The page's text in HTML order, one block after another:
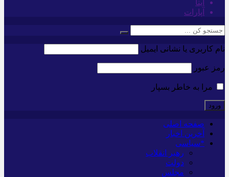
ایتا
آپارات
نام کاربری یا نشانی ایمیل
رمز عبور
مرا به خاطر بسپار
صفحه اصلی
آخرین اخبار
*سیاسی
رهبر انقلاب
دولت
مجلس